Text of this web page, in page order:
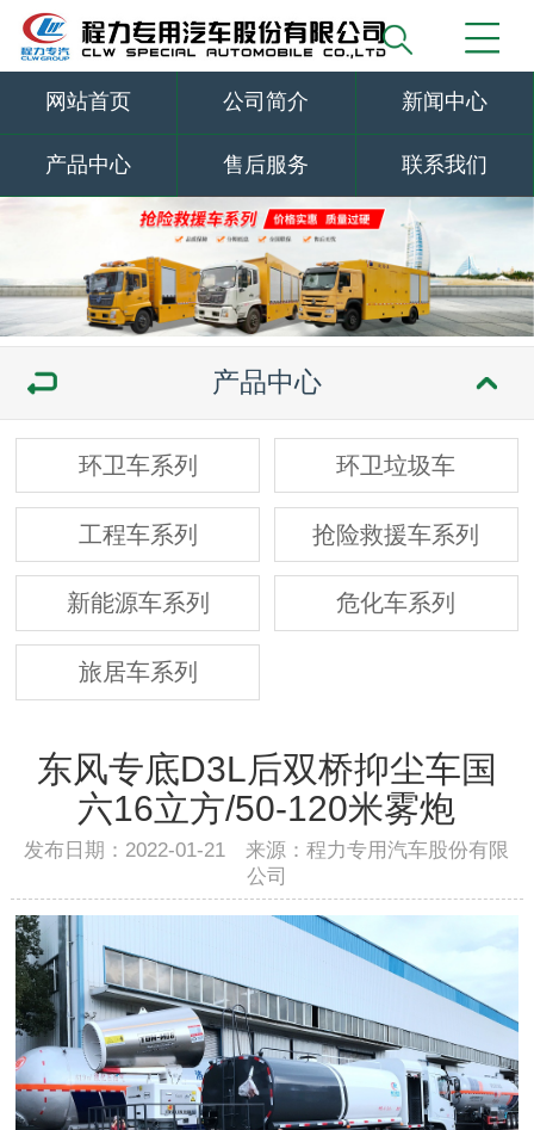
网站首页 公司简介 新闻中心
产品中心 售后服务 联系我们
产品中心
环卫车系列 环卫垃圾车
工程车系列 抢险救援车系列
新能源车系列 危化车系列
旅居车系列
东风专底D3L后双桥抑尘车国
六16立方/50-120米雾炮
发布日期：2022-01-21 来源：程力专用汽车股份有限
公司